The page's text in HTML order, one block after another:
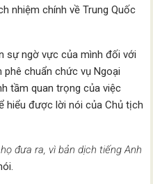
nhiệm chính về Trung Quốc
sự ngờ vực của mình đối với
phê chuẩn chức vụ Ngoại
tầm quan trọng của việc
hiểu được lời nói của Chủ tịch
đưa ra, vì bản dịch tiếng Anh